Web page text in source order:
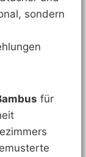
sondern
für